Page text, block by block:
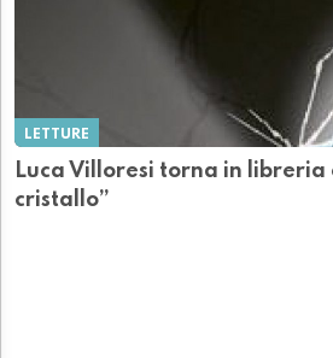
LETTURE
Luca Villoresi torna in libreria
cristallo”